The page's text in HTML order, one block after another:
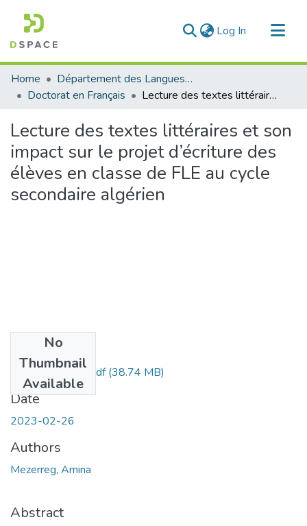
Log In (current)
Communities & Collections
All of DSpace
Home
Département des Langues étrangères
Doctorat en Français
Lecture des textes littéraires et son impact sur le projet d’écriture des élèves en classe de FLE au cycle secondaire algérien
Lecture des textes littéraires et son
impact sur le projet d’écriture des
élèves en classe de FLE au cycle
secondaire algérien
No
Thumbnail
Available
amina-mezerreg.pdf(38.74 MB)
Date
2023-02-26
Authors
Mezerreg, Amina
Abstract